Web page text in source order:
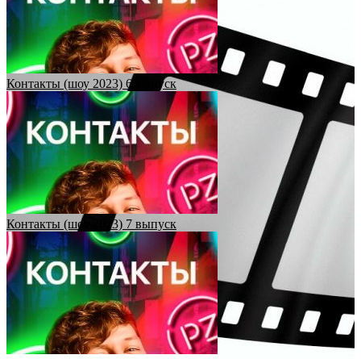
Контакты (шоу 2023) 6 выпуск
Контакты (шоу 2023) 7 выпуск